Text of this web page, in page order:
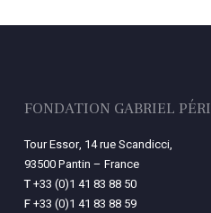
FONDATION GABRIEL PÉRI
Tour Essor, 14 rue Scandicci,
93500 Pantin – France
T+33 (0)1 41 83 88 50
F+33 (0)1 41 83 88 59